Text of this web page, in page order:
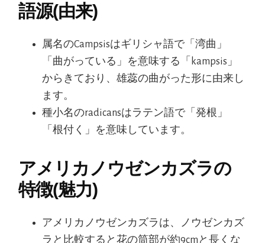
語源(由来)
属名のCampsisはギリシャ語で「湾曲」
「曲がっている」を意味する「kampsis」
からきており、雄蕊の曲がった形に由来し
ます。
種小名のradicansはラテン語で「発根」
「根付く」を意味しています。
アメリカノウゼンカズラの
特徴(魅力)
アメリカノウゼンカズラは、ノウゼンカズ
ラと比較すると花の筒部が約9cmと長くな